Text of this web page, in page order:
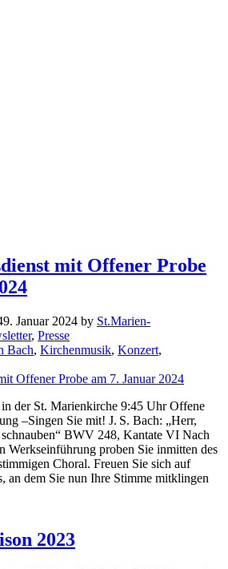
mit Offener Probe
9. Januar 2024 by St.Marien-
, Presse
Bach, Kirchenmusik, Konzert,
in der St. Marienkirche 9:45 Uhr Offene
–Singen Sie mit! J. S. Bach: „Herr,
BWV 248, Kantate VI Nach
Werkseinführung proben Sie inmitten des
Choral. Freuen Sie sich auf
an dem Sie nun Ihre Stimme mitklingen
2023